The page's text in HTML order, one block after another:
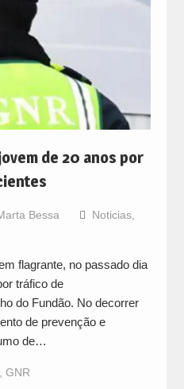
de 20 anos por
Bessa Noticias,
flagrante, no passado dia
tráfico de
do Fundão. No decorrer
de prevenção e
de…
GNR